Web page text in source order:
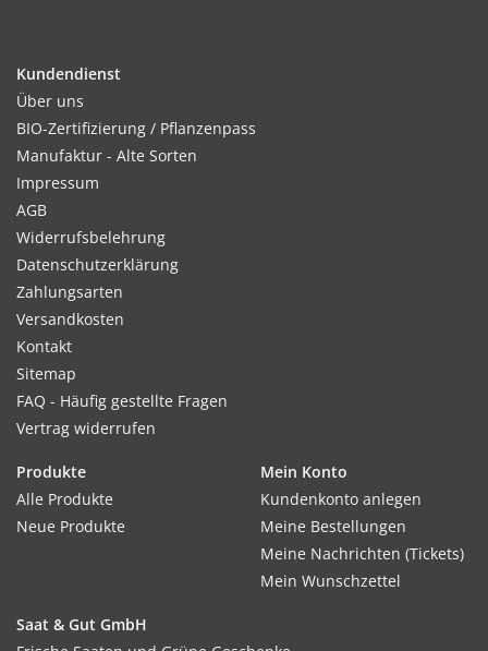
Kundendienst
Über uns
BIO-Zertifizierung / Pflanzenpass
Manufaktur - Alte Sorten
Impressum
AGB
Widerrufsbelehrung
Datenschutzerklärung
Zahlungsarten
Versandkosten
Kontakt
Sitemap
FAQ - Häufig gestellte Fragen
Vertrag widerrufen
Produkte
Alle Produkte
Neue Produkte
Mein Konto
Kundenkonto anlegen
Meine Bestellungen
Meine Nachrichten (Tickets)
Mein Wunschzettel
Saat & Gut GmbH